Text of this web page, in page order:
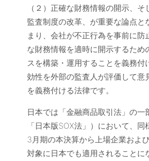
（２）正確な財務情報の開示、
監査制度の改革、が重要な論点と
まり、会社が不正行為を事前に防
な財務情報を適時に開示するため
スを構築・運用することを義務付
効性を外部の監査人が評価して意
を義務付ける法律です。
日本では「金融商品取引法」の一
「日本版SOX法」）において、
3月期の本決算から上場企業およ
対象に日本でも適用されることに